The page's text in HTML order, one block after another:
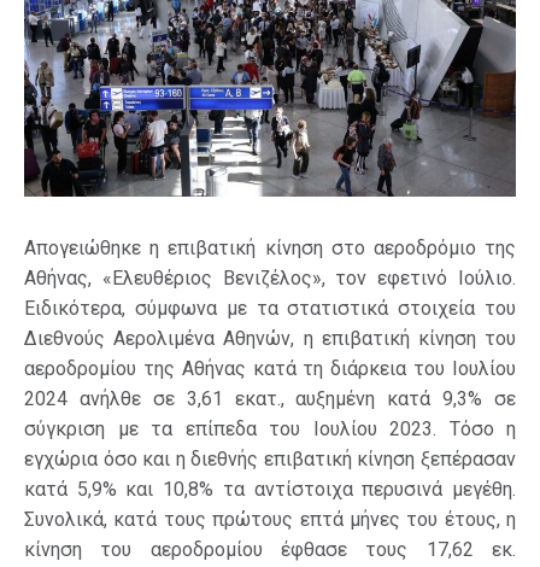
Απογειώθηκε η επιβατική κίνηση στο αεροδρόμιο της
Αθήνας, «Ελευθέριος Βενιζέλος», τον εφετινό Ιούλιο.
Ειδικότερα, σύμφωνα με τα στατιστικά στοιχεία του
Διεθνούς Αερολιμένα Αθηνών, η επιβατική κίνηση του
αεροδρομίου της Αθήνας κατά τη διάρκεια του Ιουλίου
2024 ανήλθε σε 3,61 εκατ., αυξημένη κατά 9,3% σε
σύγκριση με τα επίπεδα του Ιουλίου 2023. Τόσο η
εγχώρια όσο και η διεθνής επιβατική κίνηση ξεπέρασαν
κατά 5,9% και 10,8% τα αντίστοιχα περυσινά μεγέθη.
Συνολικά, κατά τους πρώτους επτά μήνες του έτους, η
κίνηση του αεροδρομίου έφθασε τους 17,62 εκ.